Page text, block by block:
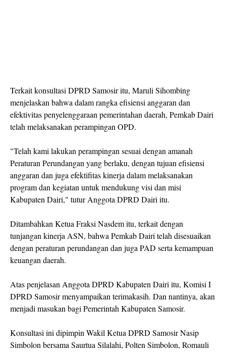
Terkait konsultasi DPRD Samosir itu, Maruli Sihombing
menjelaskan bahwa dalam rangka efisiensi anggaran dan
efektivitas penyelenggaraan pemerintahan daerah, Pemkab Dairi
telah melaksanakan perampingan OPD.
"Telah kami lakukan perampingan sesuai dengan amanah
Peraturan Perundangan yang berlaku, dengan tujuan efisiensi
anggaran dan juga efektifitas kinerja dalam melaksanakan
program dan kegiatan untuk mendukung visi dan misi
Kabupaten Dairi," tutur Anggota DPRD Dairi itu.
Ditambahkan Ketua Fraksi Nasdem itu, terkait dengan
tunjangan kinerja ASN, bahwa Pemkab Dairi telah disesuaikan
dengan peraturan perundangan dan juga PAD serta kemampuan
keuangan daerah.
Atas penjelasan Anggota DPRD Kabupaten Dairi itu, Komisi I
DPRD Samosir menyampaikan terimakasih. Dan nantinya, akan
menjadi masukan bagi Pemerintah Kabupaten Samosir.
Konsultasi ini dipimpin Wakil Ketua DPRD Samosir Nasip
Simbolon bersama Saurtua Silalahi, Polten Simbolon, Romauli